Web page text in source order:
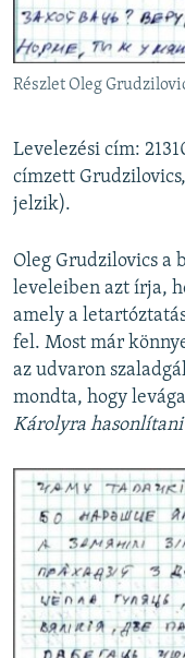
Részlet Oleg
Levelezési cím:
címzett
jelzik).
Oleg Grudzilovics
leveleiben azt írja,
amely a
fel. Most már
az udvaron
mondta, hogy
Károlyra